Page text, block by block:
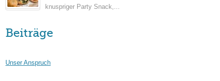
knuspriger Party Snack,...
Beiträge
Unser Anspruch